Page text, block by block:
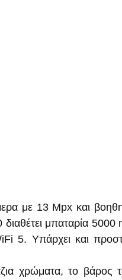
με 13 Mpx και
μπαταρία
5. Υπάρχει και
χρώματα, το βάρος